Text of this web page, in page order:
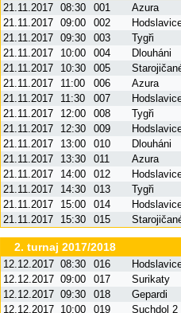
21.11.2017 08:30 001
Azura
21.11.2017 09:00 002
21.11.2017 09:30 003
Tygři
21.11.2017
10:00 004
Dlouháni
21.11.2017
10:30 005
21.11.2017
11:00 006
Azura
21.11.2017
11:30 007
21.11.2017
12:00 008
Tygři
21.11.2017
12:30 009
21.11.2017
13:00 010
Dlouháni
21.11.2017
13:30 011
Azura
21.11.2017
14:00 012
21.11.2017
14:30 013
Tygři
21.11.2017
15:00 014
21.11.2017
15:30 015
2. turnaj 2017/2018
12.12.2017 08:30 016
12.12.2017 09:00 017
Surikaty
12.12.2017 09:30 018
Gepardi
12.12.2017 10:00 019
Suchdol 2